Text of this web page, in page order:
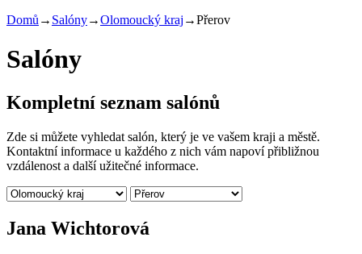
Domů → Salóny→Olomoucký kraj →Přerov
Salóny
Kompletní seznam salónů
Zde si můžete vyhledat salón, který je ve vašem kraji a městě.
Kontaktní informace u každého z nich vám napoví přibližnou
vzdálenost a další užitečné informace.
Jana Wichtorová